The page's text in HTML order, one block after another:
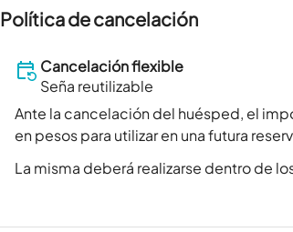
Política de cancelación
Cancelación flexible
Seña reutilizable
Ante la cancelación del huésped, el
en pesos para utilizar en una futura
La misma deberá realizarse dentro de